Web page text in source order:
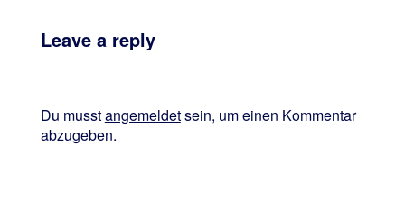
Leave a reply
Du musstangemeldetsein, um einen Kommentar
abzugeben.